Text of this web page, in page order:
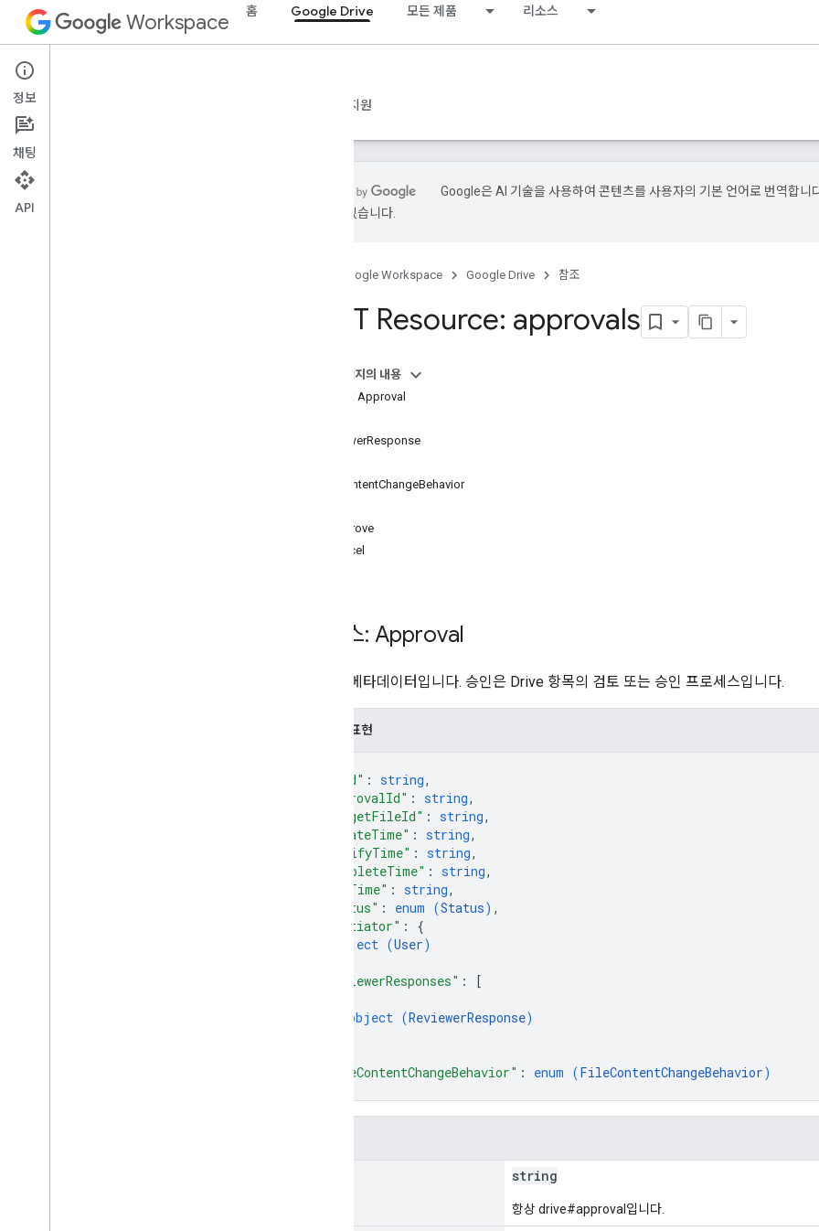
Workspace 홈 Google Drive 모든 제품 리소스
Google Drive
개요 지원
Google은 AI 기술을 사용하여 콘텐츠를 사용자의 기본 언어로 번역합니
있을 수 있습니다.
Google Workspace Google Drive 참조
REST Resource: approvals
이 페이지의 내용
리소스: Approval
ReviewerResponse
FileContentChangeBehavior
approve
cancel
리소스: Approval
승인의 메타데이터입니다. 승인은 Drive 항목의 검토 또는 승인 프로세스입니다.
JSON 표현
"kind" : string,
"approvalId" : string,
"targetFileId" : string,
"createTime" : string,
"modifyTime" : string,
"completeTime" : string,
"dueTime" : string,
"status" : enum (Status) ,
"initiator" : {
object (User)
"reviewerResponses" :
[
object (ReviewerResponse)
"fileContentChangeBehavior" : enum (FileContentChangeBehavior)
string
항상 drive#approval입니다.
정보
채팅
API